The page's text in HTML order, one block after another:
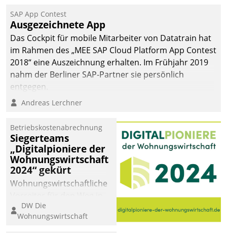
SAP App Contest
Ausgezeichnete App
Das Cockpit für mobile Mitarbeiter von Datatrain hat
im Rahmen des „MEE SAP Cloud Platform App Contest
2018“ eine Auszeichnung erhalten. Im Frühjahr 2019
nahm der Berliner SAP-Partner sie persönlich
entgegen.
Andreas Lerchner
Betriebskostenabrechnung
Siegerteams
„Digitalpioniere der
Wohnungswirtschaft
2024“ gekürt
Wohnungswirtschaftliche
eine digitale Zukunft zu
finden, ist das Ziel des
DW Die
Wohnungswirtschaft